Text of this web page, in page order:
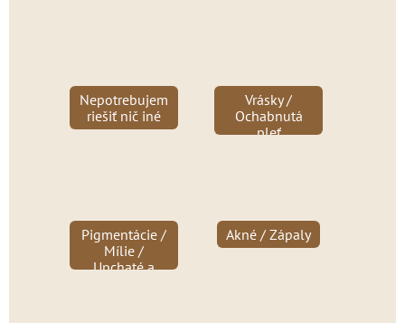
Nepotrebujem
riešiť nič iné
Vrásky /
Ochabnutá
pleť
Pigmentácie /
Mílie /
Upchaté a
Akné / Zápaly